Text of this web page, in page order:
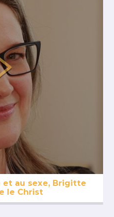
au sexe, Brigitte
le Christ